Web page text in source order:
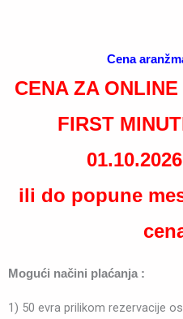
Cena
CENA ZA
FIRST
ili do popune
Mogući načini plaćanja :
1) 50 evra prilikom rezervacije